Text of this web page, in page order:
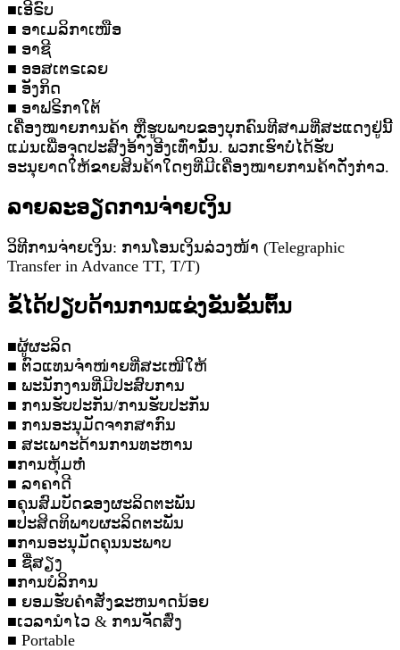
■ເອີຣົບ
■ ອາເມລິກາເໜືອ
■ ອາຊີ
■ ອອສເຕຣເລຍ
■ ອັງກິດ
■ ອາຟຣິກາໃຕ້
ເຄື່ອງໝາຍການຄ້າ ຫຼືຮູບພາບຂອງບຸກຄົນທີສາມທີ່ສະແດງຢູ່ນີ້
ແມ່ນເພື່ອຈຸດປະສົງອ້າງອີງເທົ່ານັ້ນ. ພວກເຮົາບໍ່ໄດ້ຮັບ
ອະນຸຍາດໃຫ້ຂາຍສິນຄ້າໃດໆທີ່ມີເຄື່ອງໝາຍການຄ້າດັ່ງກ່າວ.
ລາຍລະອຽດການຈ່າຍເງິນ
ວິທີການຈ່າຍເງິນ: ການໂອນເງິນລ່ວງໜ້າ (Telegraphic
Transfer in Advance TT, T/T)
ຂໍ້ໄດ້ປຽບດ້ານການແຂ່ງຂັນຂັ້ນຕົ້ນ
■ຜູ້ຜະລິດ
■ ຕົວແທນຈຳໜ່າຍທີ່ສະເໜີໃຫ້
■ ພະນັກງານທີ່ມີປະສົບການ
■ ການຮັບປະກັນ/ການຮັບປະກັນ
■ ການອະນຸມັດຈາກສາກົນ
■ ສະເພາະດ້ານການທະຫານ
■ການຫຸ້ມຫໍ່
■ ລາຄາດີ
■ຄຸນສົມບັດຂອງຜະລິດຕະພັນ
■ປະສິດທິພາບຜະລິດຕະພັນ
■ການອະນຸມັດຄຸນນະພາບ
■ ຊື່ສຽງ
■ການບໍລິການ
■ ຍອມຮັບຄໍາສັ່ງຂະຫນາດນ້ອຍ
■ເວລານໍາໄວ & ການຈັດສົ່ງ
■ Portable